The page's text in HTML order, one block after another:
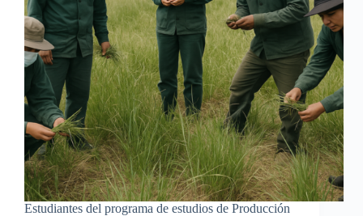
Estudiantes del programa de estudios de Producción